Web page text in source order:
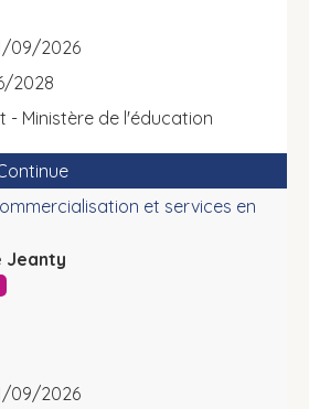
09/2026
2028
- Ministère de l'éducation
et services en
Jeanty
09/2026